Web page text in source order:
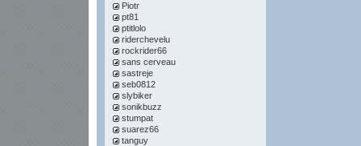
Piotr
pt81
ptitlolo
riderchevelu
rockrider66
sans cerveau
sastreje
seb0812
slybiker
sonikbuzz
stumpat
suarez66
tanguy